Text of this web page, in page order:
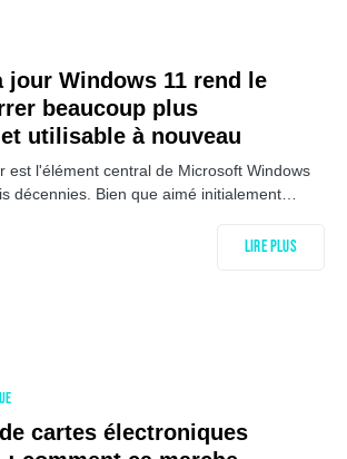
jour Windows 11 rend le
beaucoup plus
utilisable à nouveau
est l'élément central de Microsoft Windows
décennies. Bien que aimé initialement…
Lire plus
cartes électroniques